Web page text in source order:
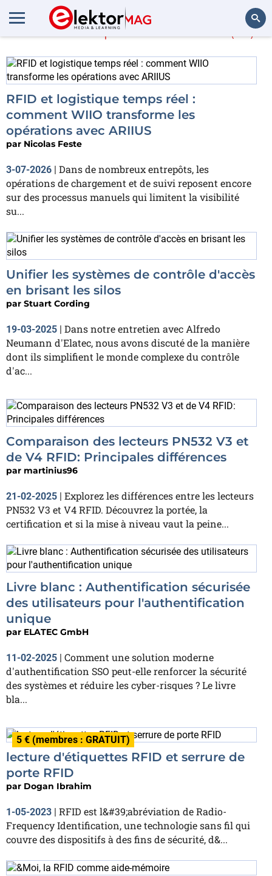
En savoir plus sur (14)
RFID et logistique temps réel :
comment WIIO transforme les
opérations avec ARIIUS
par Nicolas Feste
3-07-2026 | Dans de nombreux entrepôts, les
opérations de chargement et de suivi reposent encore
sur des processus manuels qui limitent la visibilité
su...
Unifier les systèmes de contrôle d'accès
en brisant les silos
par Stuart Cording
19-03-2025 | Dans notre entretien avec Alfredo
Neumann d'Elatec, nous avons discuté de la manière
dont ils simplifient le monde complexe du contrôle
d'ac...
Comparaison des lecteurs PN532 V3 et
de V4 RFID: Principales différences
par martinius96
21-02-2025 | Explorez les différences entre les lecteurs
PN532 V3 et V4 RFID. Découvrez la portée, la
certification et si la mise à niveau vaut la peine...
Livre blanc : Authentification sécurisée
des utilisateurs pour l'authentification
unique
par ELATEC GmbH
11-02-2025 | Comment une solution moderne
d'authentification SSO peut-elle renforcer la sécurité
des systèmes et réduire les cyber-risques ? Le livre
bla...
5 € (membres : GRATUIT)
lecture d'étiquettes RFID et serrure de
porte RFID
par Dogan Ibrahim
1-05-2023 | RFID est l&#39;abréviation de Radio-
Frequency Identification, une technologie sans fil qui
couvre des dispositifs à des fins de sécurité, d&...